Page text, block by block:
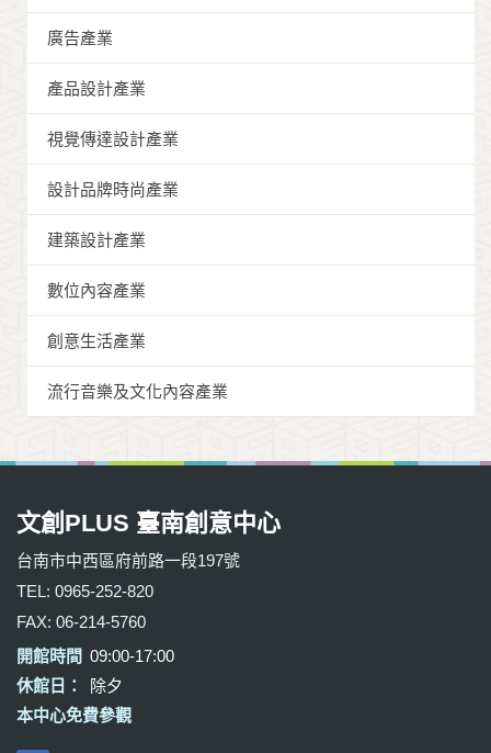
廣告產業
產品設計產業
視覺傳達設計產業
設計品牌時尚產業
建築設計產業
數位內容產業
創意生活產業
流行音樂及文化內容產業
文創PLUS 臺南創意中心
台南市中西區府前路一段197號
TEL: 0965-252-820
FAX: 06-214-5760
開館時間 09:00-17:00
休館日：
除夕
本中心免費參觀